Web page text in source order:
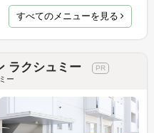
すべてのメニューを見る
ラクシュミー
ー